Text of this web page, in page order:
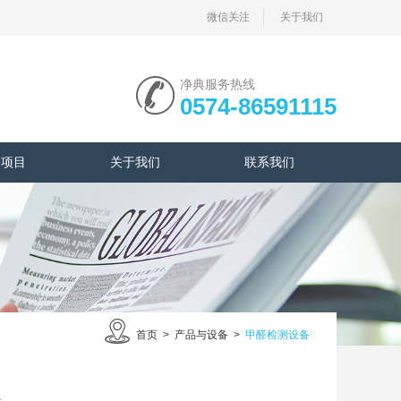
微信关注 关于我们
净典服务热线
0574-86591115
目 关于我们 联系我们
首页 > 产品与设备 > 甲醛检测设备